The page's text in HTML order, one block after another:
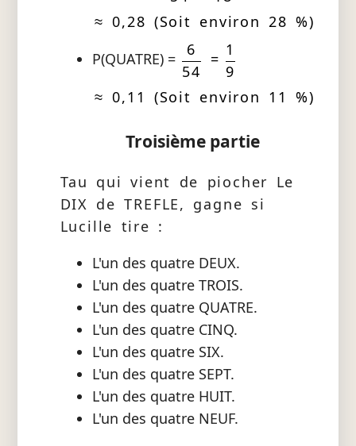
≈ 0,28 (Soit environ 28 %)
P(QUATRE) =
6
54
=
1
9
≈ 0,11 (Soit environ 11 %)
Troisième partie
Tau qui vient de piocher Le
DIX de TREFLE, gagne si
Lucille tire :
L'un des quatre DEUX.
L'un des quatre TROIS.
L'un des quatre QUATRE.
L'un des quatre CINQ.
L'un des quatre SIX.
L'un des quatre SEPT.
L'un des quatre HUIT.
L'un des quatre NEUF.